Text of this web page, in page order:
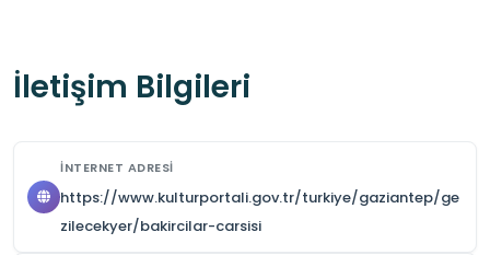
ve üretim alanlarına dokunulmaması gerektiği
gözlemlerini daha sonra sınıfta paylaşabilirler.
Geleneksel el sanatlarına saygı göstermek,
İletişim Bilgileri
İNTERNET ADRESI
https://www.kulturportali.gov.tr/turkiye/gaziantep/ge
zilecekyer/bakircilar-carsisi